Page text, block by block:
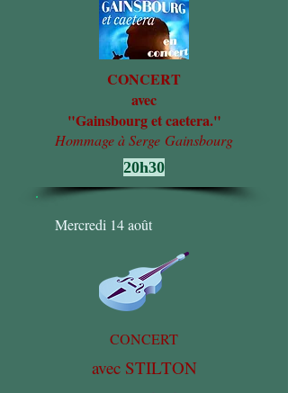
CONCERT
avec
"Gainsbourg et caetera."
Hommage àSerge Gainsbourg
20h30
Mercredi 14 août
CONCERT
avec STILTON